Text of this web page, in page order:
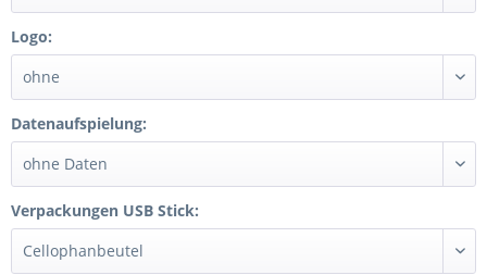
Logo:
Datenaufspielung:
Verpackungen USB Stick: